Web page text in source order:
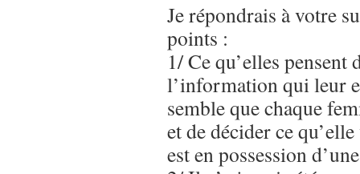
Je répondrais à votre
points :
1/ Ce qu’elles pensent
l’information qui leur
semble que chaque
et de décider ce
est en possession